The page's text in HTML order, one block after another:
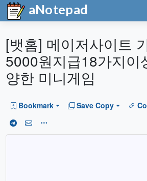
aNotepad
[뱃홈] 메이저사이트
5000원지급18가지이
양한 미니게임
Bookmark Save Copy